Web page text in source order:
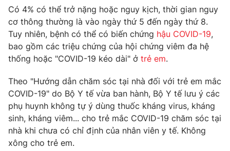
Phim VTV
Hậu trường
Nhân vật
Giải sao mai
Giải trí
Điện ảnh
Âm nhạc
Sao
Đời sống
Du lịch
Làm đẹp
Chất lượng cuộc sống
Tuyển sinh
Học trực tuyến
Công nghệ
Hitech Công nghệ tương lai
Sản phẩm
Giao lưu trực tuyến
Có 4% có thể trở nặng hoặc nguy kịch, thời gian nguy
cơ thông thường là vào ngày thứ 5 đến ngày thứ 8.
Tuy nhiên, bệnh có thể có biến chứng hậu COVID-19,
bao gồm các triệu chứng của hội chứng viêm đa hệ
thống hoặc "COVID-19 kéo dài" ở trẻ em.
Theo "Hướng dẫn chăm sóc tại nhà đối với trẻ em mắc
COVID-19" do Bộ Y tế vừa ban hành, Bộ Y tế lưu ý các
phụ huynh không tự ý dùng thuốc kháng virus, kháng
sinh, kháng viêm... cho trẻ mắc COVID-19 chăm sóc tại
nhà khi chưa có chỉ định của nhân viên y tế. Không
xông cho trẻ em.